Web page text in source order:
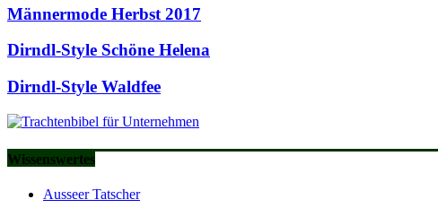
Männermode Herbst 2017
Dirndl-Style Schöne Helena
Dirndl-Style Waldfee
Wissenswertes
Ausseer Tatscher